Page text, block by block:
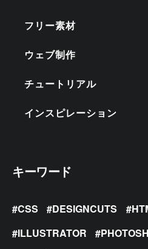
フリー素材
ウェブ制作
チュートリアル
インスピレーション
キーワード
CSS DESIGNCUTS
ILLUSTRATOR